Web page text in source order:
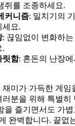
쥐를 조종하세요.
커니즘: 밀치기의
세요.
: 끊임없이 변화하
.
릿함: 혼돈의 난장
미가 가득한 게임
러분을 위해 특별히
을 즐기면서도 가
완벽합니다. 끝없